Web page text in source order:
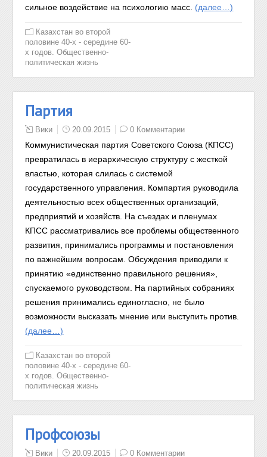
сильное воздействие на психологию масс. (далее…)
Казахстан во второй
половине 40-х - середине 60-
х годов. Общественно-
политическая жизнь
Партия
Вики 20.09.2015 0 Комментарии
Коммунистическая партия Советского Союза (КПСС)
превратилась в иерархическую структуру с жесткой
властью, которая слилась с системой
государственного управления. Компартия руководила
деятельностью всех общественных организаций,
предприятий и хозяйств. На съездах и пленумах
КПСС рассматривались все проблемы общественного
развития, принимались программы и постановления
по важнейшим вопросам. Обсуждения приводили к
принятию «единственно правильного решения»,
спускаемого руководством. На партийных собраниях
решения принимались единогласно, не было
возможности высказать мнение или выступить против.
(далее…)
Казахстан во второй
половине 40-х - середине 60-
х годов. Общественно-
политическая жизнь
Профсоюзы
Вики 20.09.2015 0 Комментарии